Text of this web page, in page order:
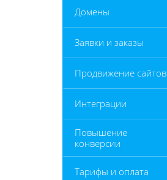
Домены
Заявки и заказы
Продвижение сайтов
Интеграции
Повышение
конверсии
Тарифы и оплата